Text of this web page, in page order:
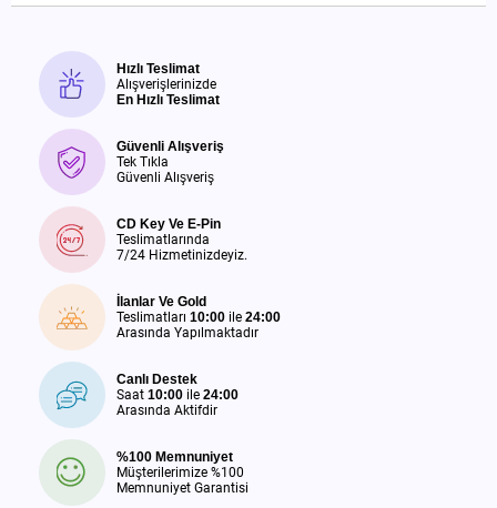
Hızlı Teslimat
Alışverişlerinizde
En Hızlı Teslimat
Güvenli Alışveriş
Tek Tıkla
Güvenli Alışveriş
CD Key Ve E-Pin
Teslimatlarında
7/24 Hizmetinizdeyiz.
İlanlar Ve Gold
Teslimatları 10:00 ile 24:00
Arasında Yapılmaktadır
Canlı Destek
Saat 10:00 ile 24:00
Arasında Aktifdir
%100 Memnuniyet
Müşterilerimize %100
Memnuniyet Garantisi